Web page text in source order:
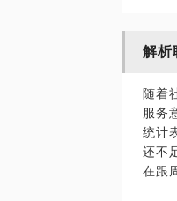
解析
随着
服务
统计
还不
在跟